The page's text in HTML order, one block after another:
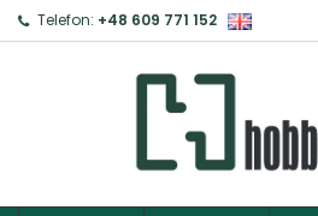
Telefon: +48 609 771 152